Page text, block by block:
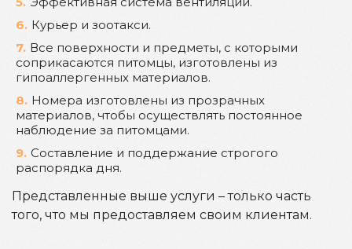
Курьер и зоотакси.
Все поверхности и предметы, с которыми
соприкасаются питомцы, изготовлены из
гипоаллергенных материалов.
Номера изготовлены из прозрачных
материалов, чтобы осуществлять постоянное
наблюдение за питомцами.
Составление и поддержание строгого
распорядка дня.
Представленные выше услуги – только часть
того, что мы предоставляем своим клиентам.